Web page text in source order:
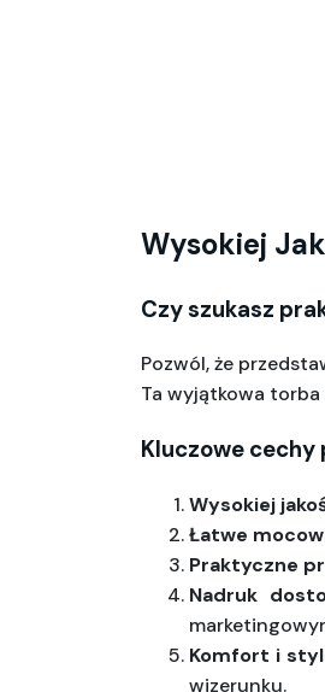
Wysokiej
Czy szukasz
Pozwól, że
Ta wyjątkowa
Kluczowe cechy
Wysokiej
Łatwe
Praktyczne
Nadruk
Komfort i
wizerunku.